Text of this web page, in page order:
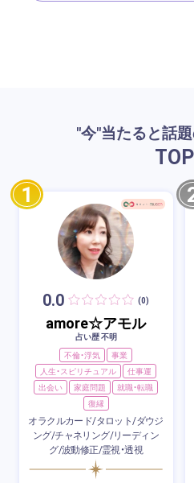
"今"当たると話
TOP
1
0.0 (0)
amore☆アモル
占い歴 不明
不倫・浮気
事業
人生・スピリチュアル
仕事運
出会い
家庭問題
就職・転職
復縁
オラクルカード/タロット/ダウジ
ング/チャネリング/リーディン
グ/波動修正/霊視・透視